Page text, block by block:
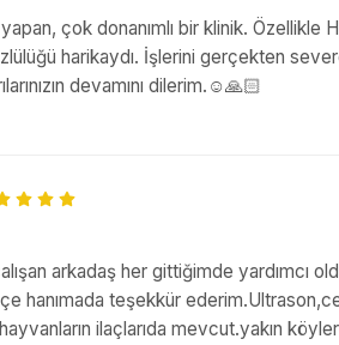
çok donanımlı bir klinik. Özellikle
harikaydı. İşlerini gerçekten
devamını dilerim.☺️🙏🏻
arkadaş her gittiğimde yardımcı
hanımada teşekkür
ilaçlarıda mevcut.yakın